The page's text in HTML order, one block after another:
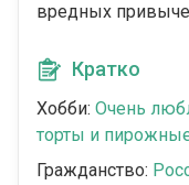
вредных
Кратко
Хобби: Очень
торты и
Гражданство: